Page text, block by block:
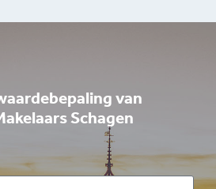
van
Schagen